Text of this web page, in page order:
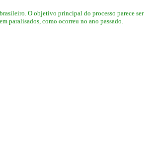
O objetivo principal do processo parece ser
paralisados, como ocorreu no ano passado.